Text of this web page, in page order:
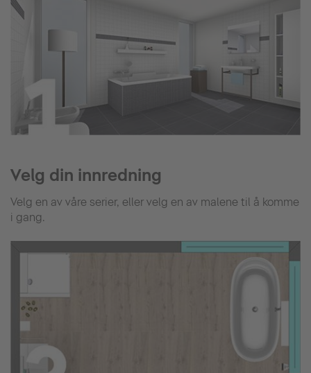
Velg din innredning
Velg en av våre serier, eller velg en av malene til å komme
i gang.